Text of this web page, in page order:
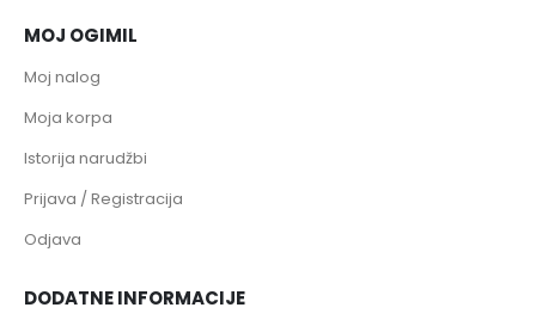
MOJ OGIMIL
Moj nalog
Moja korpa
Istorija narudžbi
Prijava / Registracija
Odjava
DODATNE INFORMACIJE